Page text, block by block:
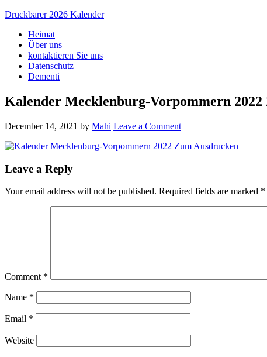
Druckbarer 2026 Kalender
Heimat
Über uns
kontaktieren Sie uns
Datenschutz
Dementi
Kalender Mecklenburg-Vorpommern 2022
December 14, 2021 by Mahi Leave a Comment
Leave a Reply
Your email address will not be published. Required fields are marked *
Comment *
Name *
Email *
Website